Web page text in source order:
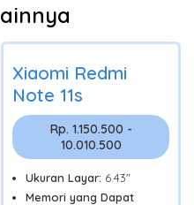
Xiaomi Redmi
Note 11s
Rp. 1.150.500 -
10.010.500
Ukuran Layar: 6.43"
Memori yang Dapat